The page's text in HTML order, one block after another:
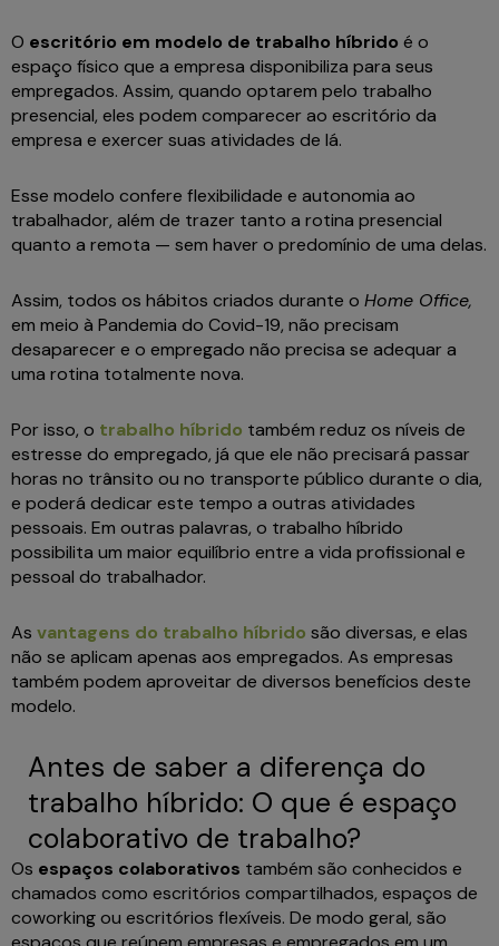
O escritório em modelo de trabalho híbrido é o
espaço físico que a empresa disponibiliza para seus
empregados. Assim, quando optarem pelo trabalho
presencial, eles podem comparecer ao escritório da
empresa e exercer suas atividades de lá.
Esse modelo confere flexibilidade e autonomia ao
trabalhador, além de trazer tanto a rotina presencial
quanto a remota — sem haver o predomínio de uma delas.
Assim, todos os hábitos criados durante o Home Office,
em meio à Pandemia do Covid-19, não precisam
desaparecer e o empregado não precisa se adequar a
uma rotina totalmente nova.
Por isso, o trabalho híbrido também reduz os níveis de
estresse do empregado, já que ele não precisará passar
horas no trânsito ou no transporte público durante o dia,
e poderá dedicar este tempo a outras atividades
pessoais. Em outras palavras, o trabalho híbrido
possibilita um maior equilíbrio entre a vida profissional e
pessoal do trabalhador.
As vantagens do trabalho híbrido são diversas, e elas
não se aplicam apenas aos empregados. As empresas
também podem aproveitar de diversos benefícios deste
modelo.
Antes de saber a diferença do
trabalho híbrido: O que é espaço
colaborativo de trabalho?
Os espaços colaborativos também são conhecidos e
chamados como escritórios compartilhados, espaços de
coworking ou escritórios flexíveis. De modo geral, são